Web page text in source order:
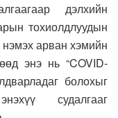
дэлхийн
тохиолдлуудын
арван хэмийн
энэ нь “COVID-
болохыг
судалгааг